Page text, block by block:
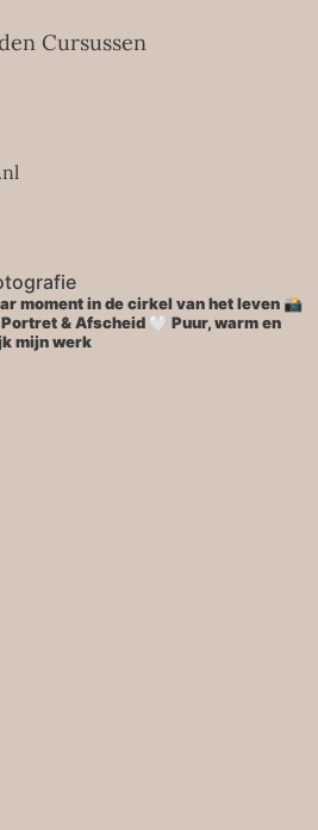
Cursussen
moment in de cirkel van het leven 📸
& Afscheid 🤍 Puur, warm en
mijn werk